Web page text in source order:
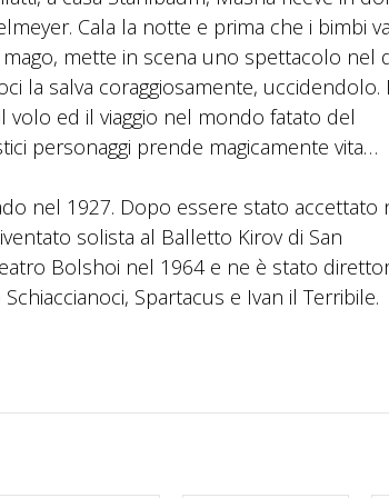
Cala la notte e prima che i bimbi
mette in scena uno spettacolo nel
la salva coraggiosamente, uccidendolo.
volo ed il viaggio nel mondo fatato del
personaggi prende magicamente vita…
nel 1927. Dopo essere stato accettato
solista al Balletto Kirov di San
Bolshoi nel 1964 e ne è stato
Spartacus e Ivan il Terribile.